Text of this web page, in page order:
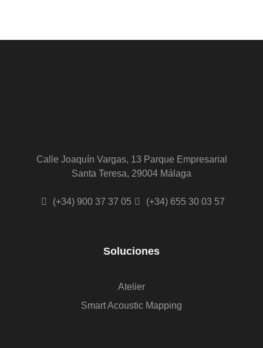
Calle Joaquín Vargas, 13 Parque Empresarial
Santa Teresa, 29004 Málaga
(+34) 900 37 37 05 (+34) 655 30 03 57
Soluciones
Atelier
Smart Acoustic Mapping